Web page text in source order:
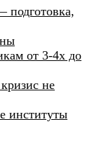
от 3-4х до
не
институты